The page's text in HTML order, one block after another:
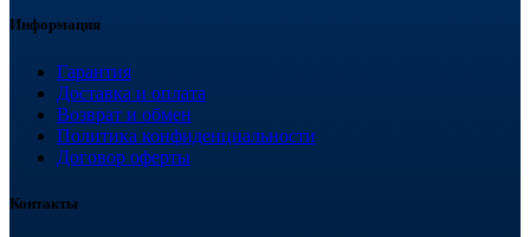
Информация
Гарантия
Доставка и оплата
Возврат и обмен
Политика конфиденциальности
Договор оферты
Контакты